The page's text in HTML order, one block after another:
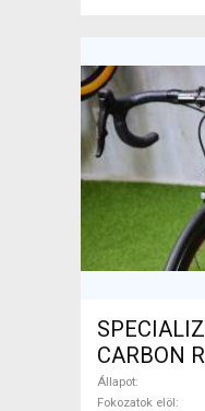
CARBON
Országúti
Állapot
Fokozatok elöl